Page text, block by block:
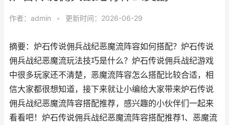
作者： admin • 更新时间：2026-06-29
摘要：炉石传说佣兵战纪恶魔流阵容如何搭配？炉石传说
佣兵战纪恶魔流玩法技巧是什么？炉石传说佣兵战纪游戏
中很多玩家还不清楚，恶魔流阵容怎么搭配比较合适，相
信大家都很想知道，接下来就让小编给大家带来炉石传说
佣兵战纪恶魔流阵容搭配推荐，感兴趣的小伙伴们一起来
看看吧！炉石传说佣兵战纪恶魔流阵容搭配推荐1、恶魔流